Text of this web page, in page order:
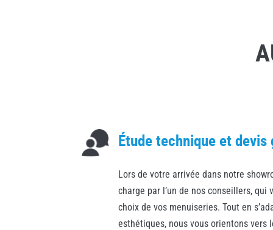
Étude technique et
Lors de votre arrivée dans notre
charge par l’un de nos conseillers, qui
choix de vos menuiseries. Tout en
esthétiques, nous vous orientons vers